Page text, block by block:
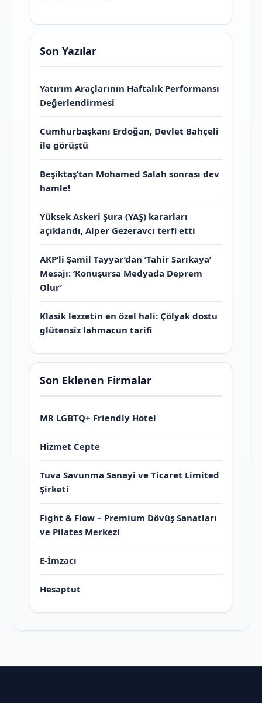
Son Yazılar
Yatırım Araçlarının Haftalık Performansı
Değerlendirmesi
Cumhurbaşkanı Erdoğan, Devlet Bahçeli
ile görüştü
Beşiktaş’tan Mohamed Salah sonrası dev
hamle!
Yüksek Askeri Şura (YAŞ) kararları
açıklandı, Alper Gezeravcı terfi etti
AKP’li Şamil Tayyar’dan ‘Tahir Sarıkaya’
Mesajı: ‘Konuşursa Medyada Deprem
Olur’
Klasik lezzetin en özel hali: Çölyak dostu
glütensiz lahmacun tarifi
Son Eklenen Firmalar
MR LGBTQ+ Friendly Hotel
Hizmet Cepte
Tuva Savunma Sanayi ve Ticaret Limited
Şirketi
Fight & Flow – Premium Dövüş Sanatları
ve Pilates Merkezi
E-İmzacı
Hesaptut